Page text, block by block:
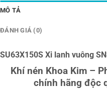
MÔ TẢ
ĐÁNH GIÁ (0)
SU63X150S Xi lanh vuông
Khí nén Khoa Kim –
chính hãng độc